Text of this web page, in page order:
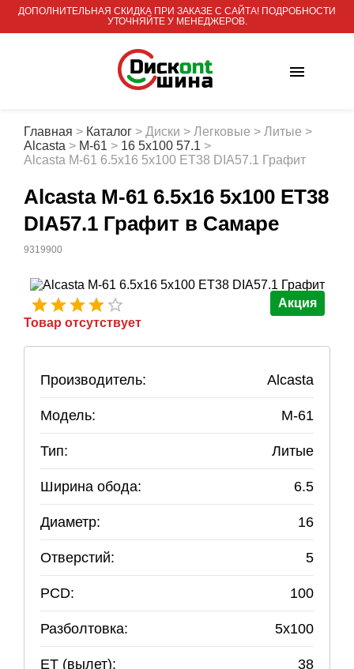
ДОПОЛНИТЕЛЬНАЯ СКИДКА ПРИ ЗАКАЗЕ С САЙТА! ПОДРОБНОСТИ
УТОЧНЯЙТЕ У МЕНЕДЖЕРОВ.
Главная > Каталог > Диски > Легковые > Литые >
Alcasta > M-61 > 16 5x100 57.1 >
Alcasta M-61 6.5x16 5x100 ET38 DIA57.1 Графит
Alcasta M-61 6.5x16 5x100 ET38
DIA57.1 Графит в Самаре
9319900
Акция
Товар отсутствует
Производитель: Alcasta
Модель: M-61
Тип: Литые
Ширина обода: 6.5
Диаметр: 16
Отверстий: 5
PCD: 100
Разболтовка: 5x100
ET (вылет): 38